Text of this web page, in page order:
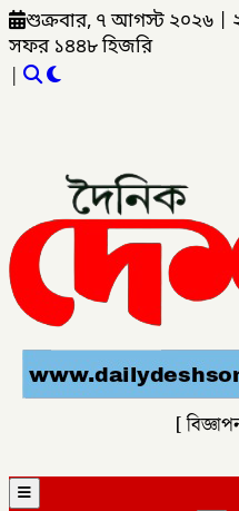
শুক্রবার, ৭ আগস্ট ২০২৬
সফর ১৪৪৮ হিজরি
|
[